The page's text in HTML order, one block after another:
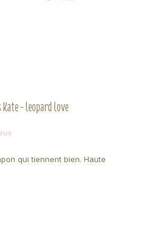
Kate - leopard love
qui tiennent bien. Haute